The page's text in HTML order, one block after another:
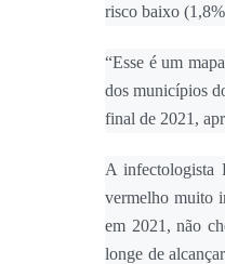
risco baixo
“Esse é um
dos municípios
final de 2021,
A infectologista
vermelho muito
em 2021, não
longe de